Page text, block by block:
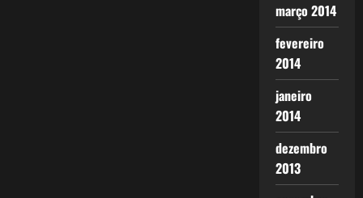
março 2014
fevereiro
2014
janeiro
2014
dezembro
2013